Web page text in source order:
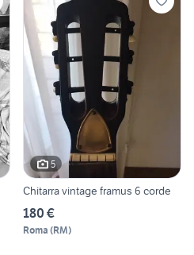
5
Chitarra vintage framus 6 corde
180 €
Roma (RM)